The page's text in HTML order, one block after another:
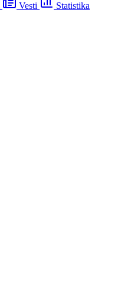
Vesti
Statistika